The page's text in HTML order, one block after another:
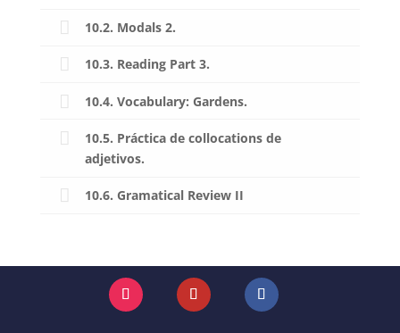
10.2. Modals 2.
10.3. Reading Part 3.
10.4. Vocabulary: Gardens.
10.5. Práctica de collocations de
adjetivos.
10.6. Gramatical Review II
Instagram YouTube Facebook